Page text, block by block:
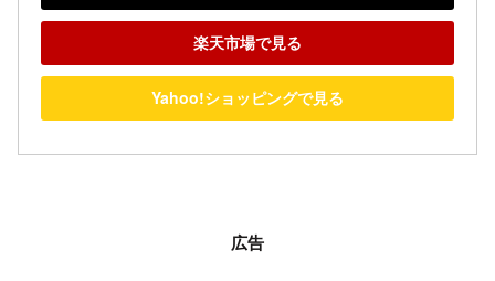
楽天市場で見る
Yahoo!ショッピングで見る
広告